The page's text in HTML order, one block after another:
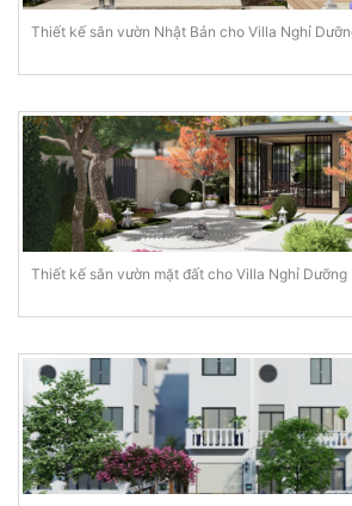
Thiết kế sân vườn Nhật Bản cho Villa Nghỉ
Thiết kế sân vườn mặt đất cho Villa Nghỉ Dưỡng